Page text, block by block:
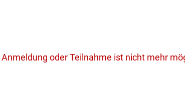
oder Teilnahme ist nicht mehr